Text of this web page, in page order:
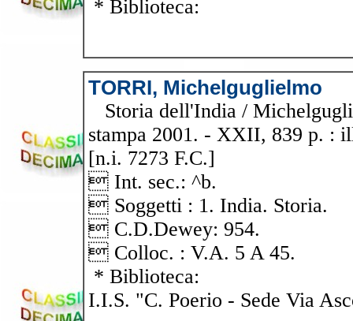
* Biblioteca:
TORRI, Michelguglielmo
Storia dell'India /
stampa 2001. - XXII, 839 p. :
[n.i. 7273 F.C.]
 Int. sec.: ^b.
 Soggetti : 1. India. Storia.
 C.D.Dewey: 954.
 Colloc. : V.A. 5 A 45.
* Biblioteca:
I.I.S. "C. Poerio - Sede Via